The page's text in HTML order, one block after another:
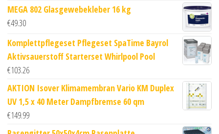
MEGA 802 Glasgewebekleber 16 kg
€49.30
Komplettpflegeset Pflegeset SpaTime Bayrol
Aktivsauerstoff Starterset Whirlpool Pool
€103.26
AKTION Isover Klimamembran Vario KM Duplex
UV 1,5 x 40 Meter Dampfbremse 60 qm
€149.99